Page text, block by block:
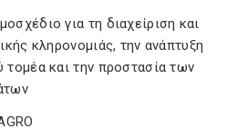
για τη διαχείριση και
κληρονομιάς, την ανάπτυξη
τομέα και την προστασία των